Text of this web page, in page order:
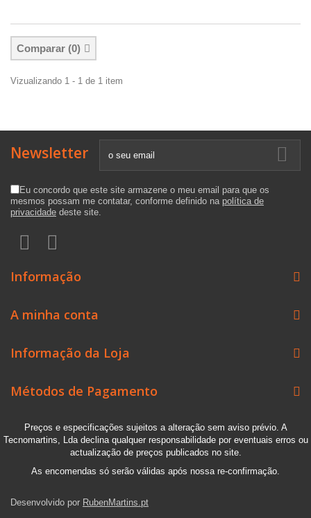
Comparar (0)
Vizualizando 1 - 1 de 1 item
Newsletter
Eu concordo que este site armazene o meu email para que os
mesmos possam me contatar, conforme definido na política de
privacidade deste site.
Informação
A minha conta
Informação da Loja
Métodos de Pagamento
Preços e especificações sujeitos a alteração sem aviso prévio. A
Tecnomartins, Lda declina qualquer responsabilidade por eventuais erros ou
actualização de preços publicados no site.
As encomendas só serão válidas após nossa re-confirmação.
Desenvolvido por RubenMartins.pt